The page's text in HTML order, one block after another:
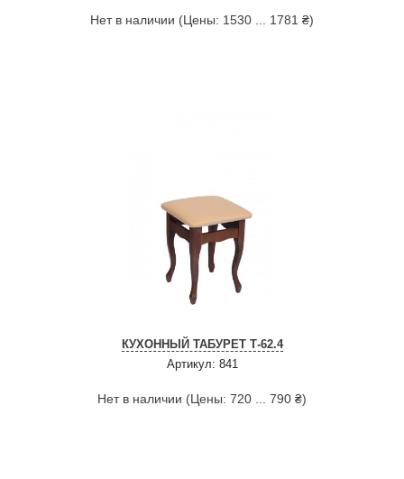
Нет в наличии (Цены: 1530 ... 1781 ₴)
КУХОННЫЙ ТАБУРЕТ Т-62.4
Артикул: 841
Нет в наличии (Цены: 720 ... 790 ₴)